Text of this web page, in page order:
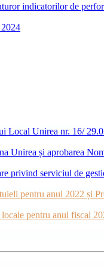
indicatorilor de
Unirea nr. 16/
Unirea și aprobarea
privind serviciul de
pentru anul 2022 și
pentru anul fiscal